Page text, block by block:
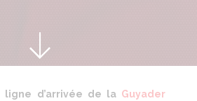
ligne d’arrivée de la Guyader